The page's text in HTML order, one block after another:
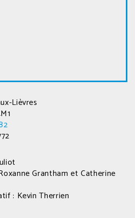
Lièvres
Grantham et Catherine
: Kevin Therrien